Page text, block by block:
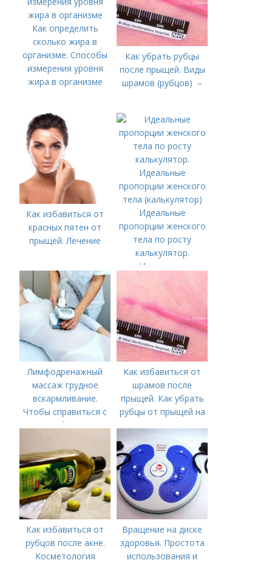
Как определить
сколько жира в
организме. Способы
измерения уровня
жира в организме
Как убрать рубцы
после прыщей. Виды
шрамов (рубцов) –
Как избавиться от
красных пятен от
прыщей. Лечение
Идеальные
пропорции женского
тела по росту
калькулятор.
Идеальные
пропорции женского
Лимфодренажный
массаж грудное
вскармливание.
Чтобы справиться с
нагрубанием,
предпринять
следующие действия:
Как избавиться от
шрамов после
прыщей. Как убрать
рубцы от прыщей на
Как избавиться от
рубцов после акне.
Косметология
Вращение на диске
здоровья. Простота
использования и